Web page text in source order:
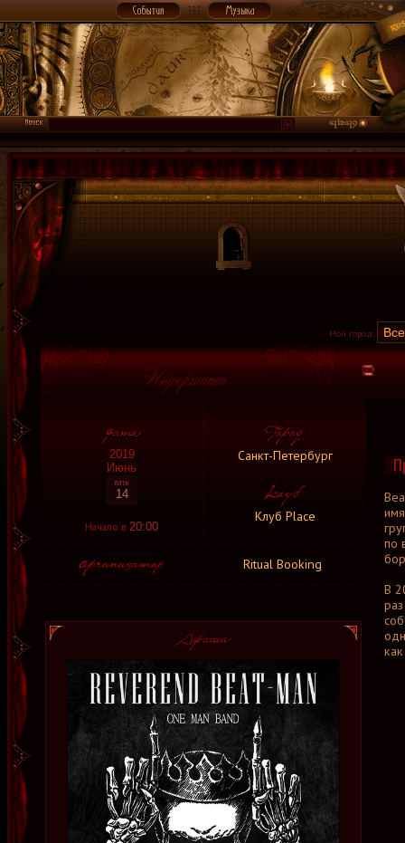
Мой город:
2019
Июнь
14
Начало в 20:00
Санкт-Петербург
Клуб Place
Ritual Booking
по
В